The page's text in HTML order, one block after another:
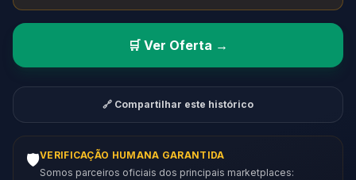
🛒 Ver Oferta →
🔗 Compartilhar este histórico
🛡️VERIFICAÇÃO HUMANA GARANTIDA
Somos parceiros oficiais dos principais marketplaces: